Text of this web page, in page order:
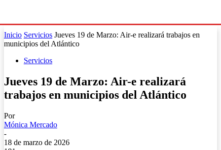
Inicio Servicios Jueves 19 de Marzo: Air-e realizará trabajos en
municipios del Atlántico
Servicios
Jueves 19 de Marzo: Air-e realizará
trabajos en municipios del Atlántico
Por
Mónica Mercado
-
18 de marzo de 2026